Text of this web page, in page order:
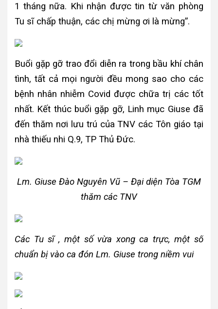
1 tháng nữa. Khi nhận được tin từ văn phòng
Tu sĩ chấp thuận, các chị mừng ơi là mừng”.
Buổi gặp gỡ trao đổi diễn ra trong bầu khí chân
tình, tất cả mọi người đều mong sao cho các
bệnh nhân nhiễm Covid được chữa trị các tốt
nhất. Kết thúc buổi gặp gỡ, Linh mục Giuse đã
đến thăm nơi lưu trú của TNV các Tôn giáo tại
nhà thiếu nhi Q.9, TP Thủ Đức.
Lm. Giuse Đào Nguyên Vũ – Đại diện Tòa TGM
thăm các TNV
Các Tu sĩ , một số vừa xong ca trực, một số
chuẩn bị vào ca đón Lm. Giuse trong niềm vui